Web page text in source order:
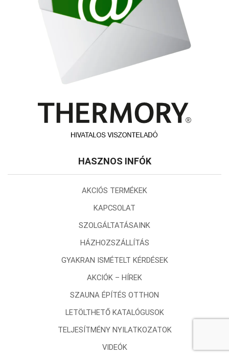
HASZNOS INFÓK
AKCIÓS TERMÉKEK
KAPCSOLAT
SZOLGÁLTATÁSAINK
HÁZHOZSZÁLLÍTÁS
GYAKRAN ISMÉTELT KÉRDÉSEK
AKCIÓK – HÍREK
SZAUNA ÉPÍTÉS OTTHON
LETÖLTHETŐ KATALÓGUSOK
TELJESÍTMÉNY NYILATKOZATOK
VIDEÓK